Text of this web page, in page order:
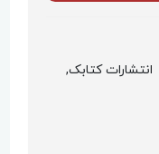
انتشارات کتابک,